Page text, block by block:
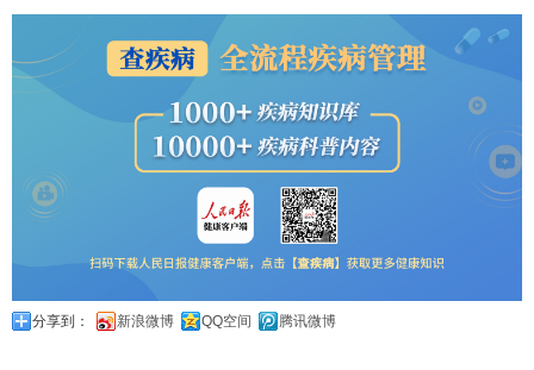
分享到： 新浪微博 QQ空间 腾讯微博